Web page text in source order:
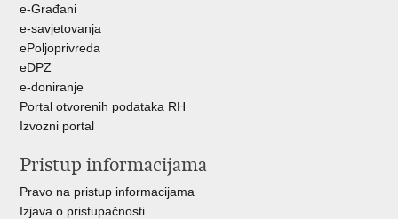
e-Građani
e-savjetovanja
ePoljoprivreda
eDPZ
e-doniranje
Portal otvorenih podataka RH
Izvozni portal
Pristup informacijama
Pravo na pristup informacijama
Izjava o pristupačnosti